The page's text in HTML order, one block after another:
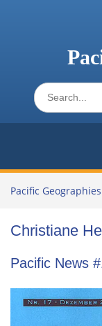
Search
for:
Pacific Geographies
Christiane
Pacific News